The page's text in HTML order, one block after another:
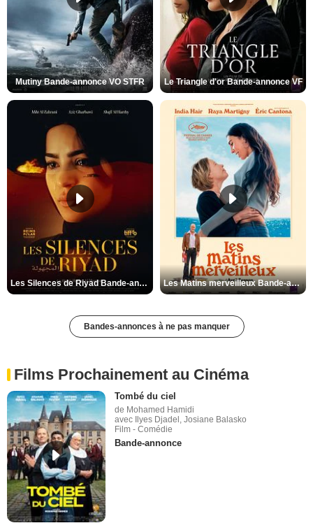
Mutiny Bande-annonce VO STFR Le Triangle d'or Bande-annonce VF
Les Silences de Riyad Bande-annonce VO STFR Les Matins merveilleux Bande-annonce VF
Bandes-annonces à ne pas manquer
Films Prochainement au Cinéma
Tombé du ciel
de Mohamed Hamidi
avec Ilyes Djadel, Josiane Balasko
Film - Comédie
Bande-annonce